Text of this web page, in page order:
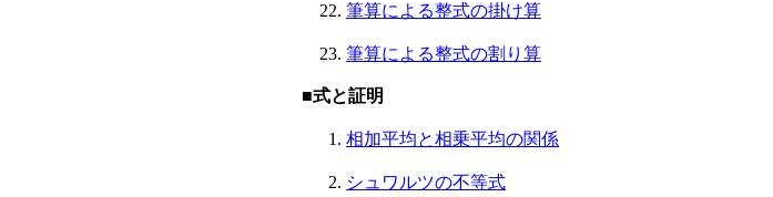
筆算による整式の掛け算
筆算による整式の割り算
■式と証明
相加平均と相乗平均の関係
シュワルツの不等式